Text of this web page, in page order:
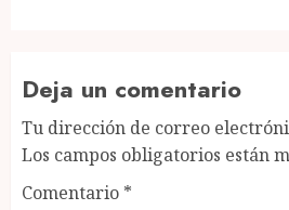
Deja un comentario
Tu dirección de correo
Los campos obligatorios están
Comentario *